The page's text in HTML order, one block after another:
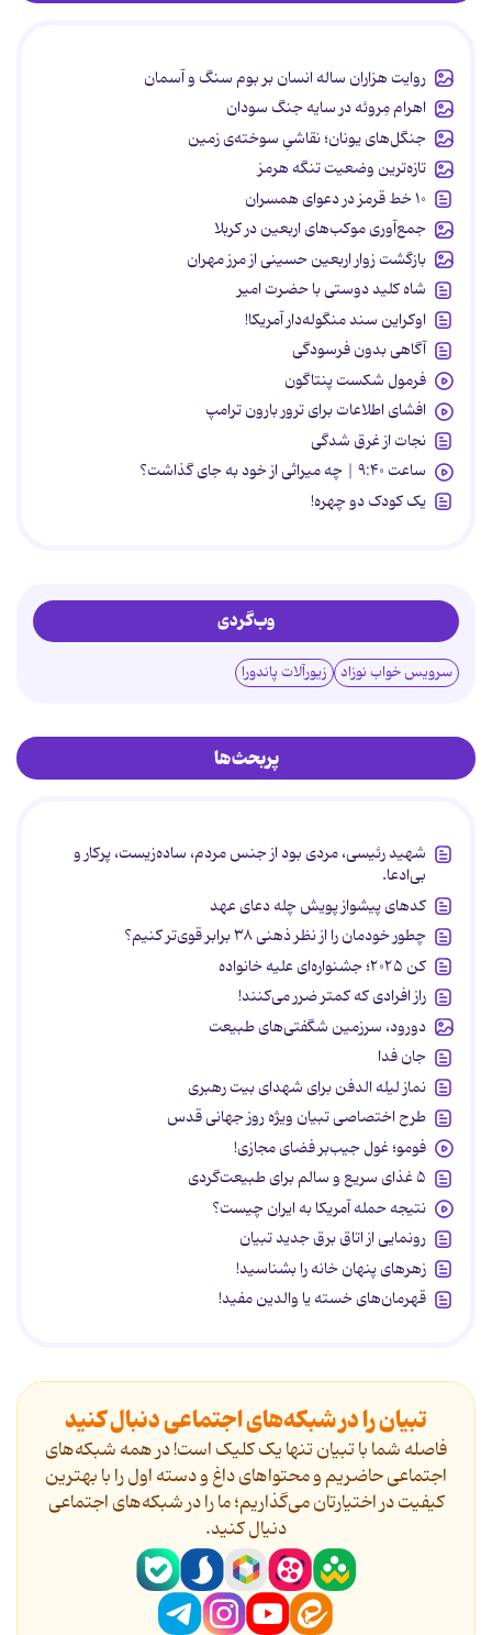
روایت هزاران ساله انسان بر بوم سنگ و آسمان
اهرام مِروئه در سایه جنگ سودان
جنگل‌های یونان؛ نقاشیِ سوخته‌ی زمین
تازه‌ترین وضعیت تنگه هرمز
۱۰ خط قرمز در دعوای همسران
جمع‌آوری موکب‌های اربعین در کربلا
بازگشت زوار اربعین حسینی از مرز مهران
شاه کلید دوستی با حضرت امیر
اوکراین سند منگوله‌دار آمریکا!
آگاهی بدون فرسودگی
فرمول شکست پنتاگون
افشای اطلاعات برای ترور بارون ترامپ
نجات از غرق شدگی
ساعت ۹:۴۰ | چه میراثی از خود به جای گذاشت؟
یک کودک دو چهره!
وب‌گردی
سرویس خواب نوزاد زیورآلات پاندورا
پربحث‌ها
شهید رئیسی، مردی بود از جنس مردم، ساده‌زیست، پرکار و
بی‌ادعا.
کدهای پیشواز پویش چله دعای عهد
چطور خودمان را از نظر ذهنی ۳۸ برابر قوی‌تر کنیم؟
کن ۲۰۲۵؛ جشنواره‌ای علیه خانواده
راز افرادی که کمتر ضرر می‌کنند!
دورود، سرزمین شگفتی‌های طبیعت
جان فدا
نماز لیله الدفن برای شهدای بیت رهبری
طرح اختصاصی تبیان ویژه روز جهانی قدس
فومو؛ غول جیب‌بر فضای مجازی!
۵ غذای سریع و سالم برای طبیعت‌گردی
نتیجه حمله آمریکا به ایران چیست؟
رونمایی از اتاق برق جدید تبیان
زهرهای پنهان خانه را بشناسید!
قهرمان‌های خسته یا والدین مفید!
تبیان را در شبکه‌های اجتماعی دنبال کنید
فاصله شما با تبیان تنها یک کلیک است! در همه شبکه‌های
اجتماعی حاضریم و محتواهای داغ و دسته اول را با بهترین
کیفیت در اختیارتان می‌گذاریم؛ ما را در شبکه‌های اجتماعی
دنیال کنید.